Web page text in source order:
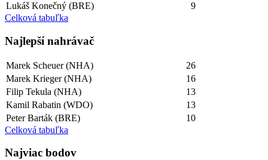
Lukáš Konečný (BRE)
9
Celková tabuľka
Najlepší­ nahrávač
Marek Scheuer (NHA)
26
Marek Krieger (NHA)
16
Filip Tekula (NHA)
13
Kamil Rabatin (WDO)
13
Peter Barták (BRE)
10
Celková tabuľka
Najviac bodov